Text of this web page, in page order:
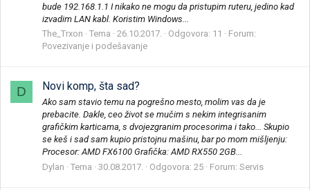
bude 192.168.1.1 I nikako ne mogu da pristupim ruteru, jedino kad
izvadim LAN kabl. Koristim Windows...
The_Trxon
Tema 26.10.2017. Odgovora: 11
Forum:
Povezivanje i podešavanje
D Novi komp, šta sad?
Ako sam stavio temu na pogrešno mesto, molim vas da je
prebacite. Dakle, ceo život se mučim s nekim integrisanim
grafičkim karticama, s dvojezgranim procesorima i tako... Skupio
se keš i sad sam kupio pristojnu mašinu, bar po mom mišljenju:
Procesor: AMD FX6100 Grafička: AMD RX550 2GB...
Dylan
Tema 30.08.2017. Odgovora: 25 Forum: Servis